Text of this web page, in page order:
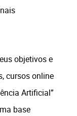
objetivos e
cursos online
Artificial”
base